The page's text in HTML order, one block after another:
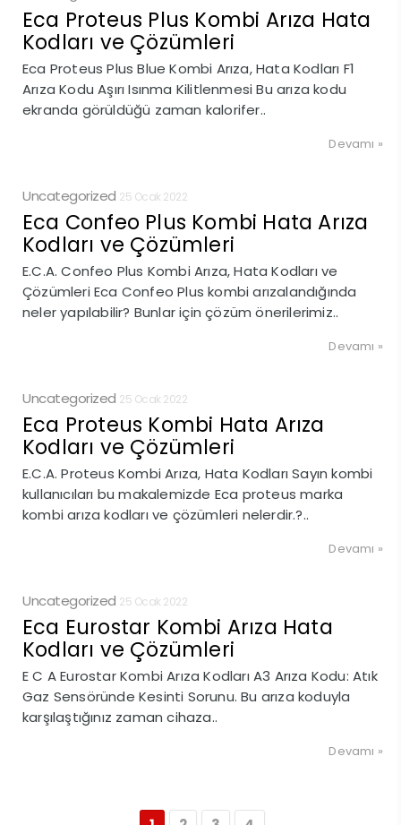
Eca Proteus Plus Kombi Arıza Hata
Kodları ve Çözümleri
Eca Proteus Plus Blue Kombi Arıza, Hata Kodları F1
Arıza Kodu Aşırı Isınma Kilitlenmesi Bu arıza kodu
ekranda görüldüğü zaman kalorifer..
Devamı »
Uncategorized 25 Ocak 2022
Eca Confeo Plus Kombi Hata Arıza
Kodları ve Çözümleri
E.C.A. Confeo Plus Kombi Arıza, Hata Kodları ve
Çözümleri Eca Confeo Plus kombi arızalandığında
neler yapılabilir? Bunlar için çözüm önerilerimiz..
Devamı »
Uncategorized 25 Ocak 2022
Eca Proteus Kombi Hata Arıza
Kodları ve Çözümleri
E.C.A. Proteus Kombi Arıza, Hata Kodları Sayın kombi
kullanıcıları bu makalemizde Eca proteus marka
kombi arıza kodları ve çözümleri nelerdir.?..
Devamı »
Uncategorized 25 Ocak 2022
Eca Eurostar Kombi Arıza Hata
Kodları ve Çözümleri
E C A Eurostar Kombi Arıza Kodları A3 Arıza Kodu: Atık
Gaz Sensöründe Kesinti Sorunu. Bu arıza koduyla
karşılaştığınız zaman cihaza..
Devamı »